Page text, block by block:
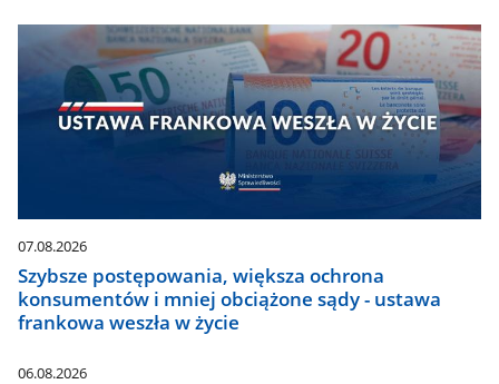
07.08.2026
Szybsze postępowania, większa ochrona
konsumentów i mniej obciążone sądy - ustawa
frankowa weszła w życie
06.08.2026